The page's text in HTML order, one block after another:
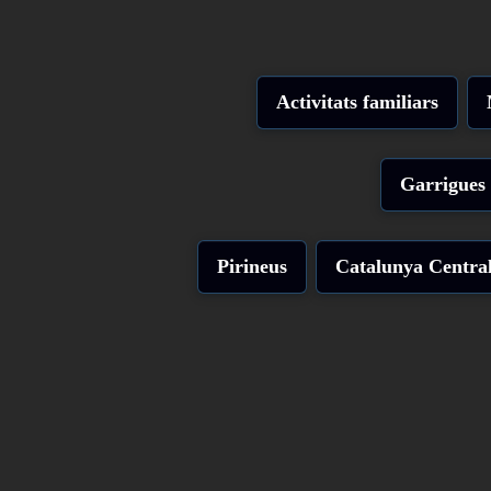
Activitats familiars
Garrigues
Pirineus Catalunya